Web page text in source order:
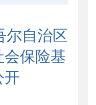
尔自治区
保险基
开